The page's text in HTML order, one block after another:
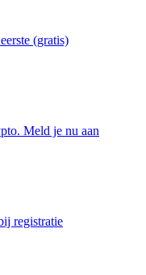
(gratis)
Meld je nu aan
registratie